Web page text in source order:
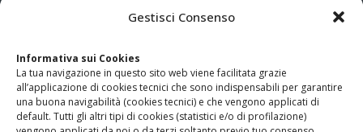
Gestisci Consenso
Informativa sui Cookies
La tua navigazione in questo sito web viene facilitata grazie
all’applicazione di cookies tecnici che sono indispensabili per garantire
una buona navigabilità (cookies tecnici) e che vengono applicati di
default. Tutti gli altri tipi di cookies (statistici e/o di profilazione)
www.odg.toscana.it – testata registrata presso il Tribunale di
Firenze al nr. 5208 dell’ 08.10.2002. Direttore responsabile:
Giampaolo Marchini – C.F. 80005790482